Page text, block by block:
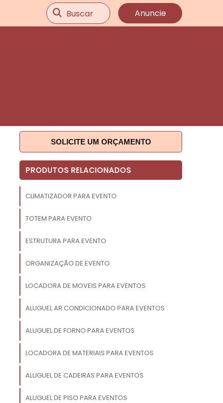
Buscar Anuncie
SOLICITE UM ORÇAMENTO
PRODUTOS RELACIONADOS
CLIMATIZADOR PARA EVENTO
TOTEM PARA EVENTO
ESTRUTURA PARA EVENTO
ORGANIZAÇÃO DE EVENTO
LOCADORA DE MOVEIS PARA EVENTOS
ALUGUEL AR CONDICIONADO PARA EVENTOS
ALUGUEL DE FORNO PARA EVENTOS
LOCADORA DE MATERIAIS PARA EVENTOS
ALUGUEL DE CADEIRAS PARA EVENTOS
ALUGUEL DE PISO PARA EVENTOS